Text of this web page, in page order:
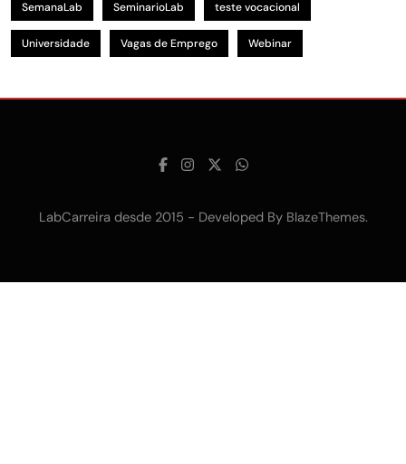
SemanaLab SeminarioLab teste vocacional
Universidade Vagas de Emprego Webinar
LabCarreira desde 2015 - Developed By BlazeThemes.